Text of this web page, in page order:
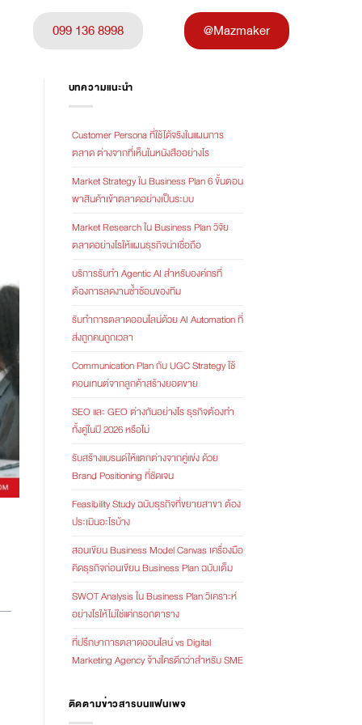
099 136 8998 @Mazmaker
บทความแนะนำ
Customer Persona ที่ใช้ได้จริงในแผนการ
ตลาด ต่างจากที่เห็นในหนังสืออย่างไร
Market Strategy ใน Business Plan 6 ขั้นตอน
พาสินค้าเข้าตลาดอย่างเป็นระบบ
Market Research ใน Business Plan วิจัย
ตลาดอย่างไรให้แผนธุรกิจน่าเชื่อถือ
บริการรับทำ Agentic AI สำหรับองค์กรที่
ต้องการลดงานซ้ำซ้อนของทีม
รับทำการตลาดออนไลน์ด้วย AI Automation ที่
ส่งถูกคนถูกเวลา
Communication Plan กับ UGC Strategy ใช้
คอนเทนต์จากลูกค้าสร้างยอดขาย
SEO และ GEO ต่างกันอย่างไร ธุรกิจต้องทำ
ทั้งคู่ในปี 2026 หรือไม่
รับสร้างแบรนด์ให้แตกต่างจากคู่แข่ง ด้วย
Brand Positioning ที่ชัดเจน
Feasibility Study ฉบับธุรกิจที่ขยายสาขา ต้อง
ประเมินอะไรบ้าง
สอนเขียน Business Model Canvas เครื่องมือ
คิดธุรกิจก่อนเขียน Business Plan ฉบับเต็ม
SWOT Analysis ใน Business Plan วิเคราะห์
อย่างไรให้ไม่ใช่แค่กรอกตาราง
ที่ปรึกษาการตลาดออนไลน์ vs Digital
Marketing Agency จ้างใครดีกว่าสำหรับ SME
ติดตามข่าวสารบนแฟนเพจ